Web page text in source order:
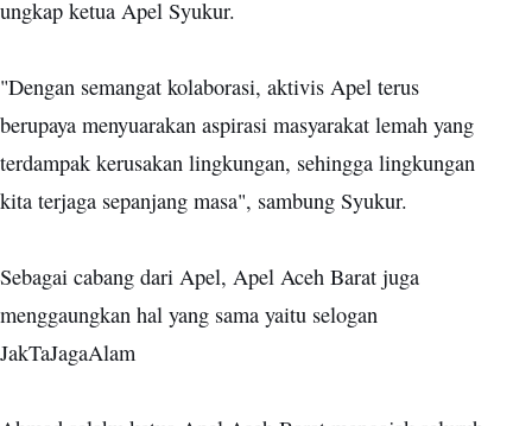
ungkap ketua Apel Syukur.
"Dengan semangat kolaborasi, aktivis Apel terus
berupaya menyuarakan aspirasi masyarakat lemah yang
terdampak kerusakan lingkungan, sehingga lingkungan
kita terjaga sepanjang masa", sambung Syukur.
Sebagai cabang dari Apel, Apel Aceh Barat juga
menggaungkan hal yang sama yaitu selogan
JakTaJagaAlam